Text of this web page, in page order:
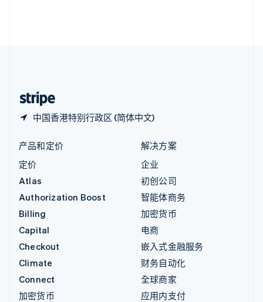
中国香港特别行政区 (简体中文)
产品和定价
定价
Atlas
Authorization Boost
Billing
Capital
Checkout
Climate
Connect
加密货币
解决方案
企业
初创公司
智能体商务
加密货币
电商
嵌入式金融服务
财务自动化
全球商家
应用内支付